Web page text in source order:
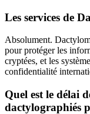
Les services de
Absolument.
pour protéger les
cryptées, et les
confidentialité
Quel est le délai
dactylographiés